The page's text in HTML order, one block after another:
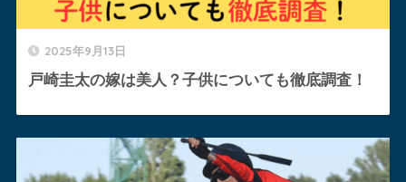
2025年9月13日
戸崎圭太の嫁は美人？子供についても徹底調査！